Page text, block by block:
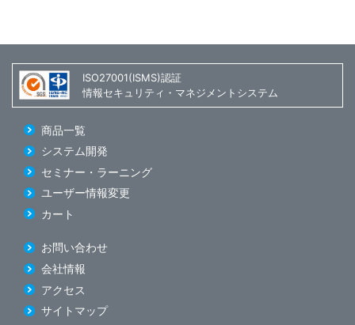
ISO27001(ISMS)認証
情報セキュリティ・マネジメントシステム
商品一覧
システム開発
セミナー・ラーニング
ユーザー情報変更
カート
お問い合わせ
会社情報
アクセス
サイトマップ